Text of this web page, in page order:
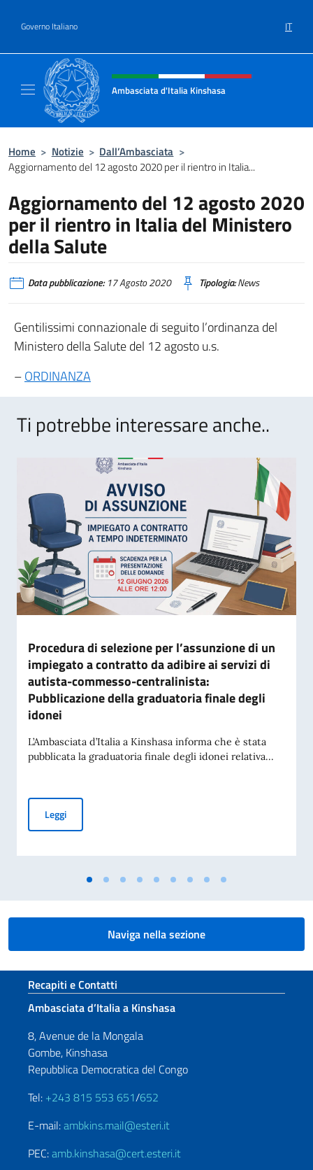
Governo Italiano IT
Intestazione sito, social e menù
Ambasciata d'Italia Kinshasa
Home > Notizie > Dall’Ambasciata >
Aggiornamento del 12 agosto 2020 per il rientro in Italia...
Aggiornamento del 12 agosto 2020
per il rientro in Italia del Ministero
della Salute
Data pubblicazione:17 Agosto 2020 Tipologia:News
Gentilissimi connazionale di seguito l’ordinanza del
Ministero della Salute del 12 agosto u.s.
–ORDINANZA
Ti potrebbe interessare anche..
Procedura di selezione per l’assunzione di un
impiegato a contratto da adibire ai servizi di
autista-commesso-centralinista:
Pubblicazione della graduatoria finale degli
idonei
L’Ambasciata d’Italia a Kinshasa informa che è stata
pubblicata la graduatoria finale degli idonei relativa...
LeggiProcedura di selezione per l’assunzione di un impiegato
Naviga nella sezione
Sezione footer
Recapiti e Contatti
Ambasciata d’Italia a Kinshasa
8, Avenue de la Mongala
Gombe, Kinshasa
Repubblica Democratica del Congo
Tel: +243 815 553 651/652
E-mail:ambkins.mail@esteri.it
PEC:amb.kinshasa@cert.esteri.it